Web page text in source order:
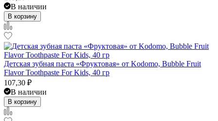
В наличии
В корзину
Детская зубная паста «Фруктовая» от Kodomo, Bubble Fruit
Flavor Toothpaste For Kids, 40 гр
107,30 ₽
В наличии
В корзину